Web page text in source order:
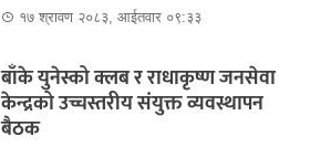
१७ श्रावण २०८३, आईतवार ०९:३३
बाँके युनेस्को क्लब र राधाकृष्ण जनसेवा
केन्द्रको उच्चस्तरीय संयुक्त व्यवस्थापन
बैठक